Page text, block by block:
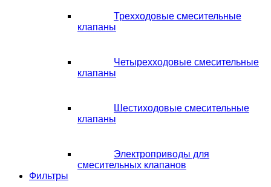
Трехходовые смесительные
клапаны
Четырехходовые смесительные
клапаны
Шестиходовые смесительные
клапаны
Электроприводы для
смесительных клапанов
Фильтры